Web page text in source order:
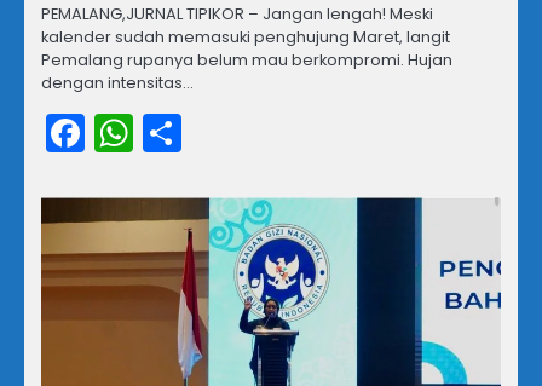
PEMALANG,JURNAL TIPIKOR – Jangan lengah! Meski
kalender sudah memasuki penghujung Maret, langit
Pemalang rupanya belum mau berkompromi. Hujan
dengan intensitas…
Facebook
WhatsApp